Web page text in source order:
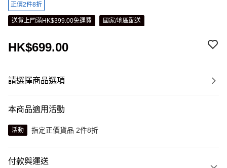
正價2件8折
送貨上門滿HK$399.00免運費 國家/地區配送
HK$699.00
請選擇商品選項
本商品適用活動
活動 指定正價貨品 2件8折
付款與運送